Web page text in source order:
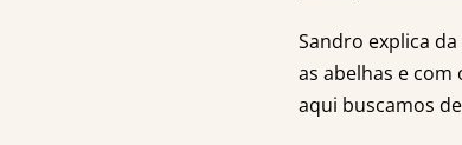
Sandro explica
as abelhas e
aqui buscamos